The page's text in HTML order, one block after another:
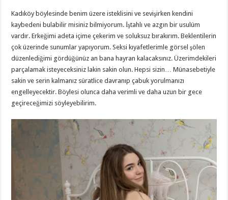
Kadıköy böylesinde benim üzere isteklisini ve sevişirken kendini
kaybedeni bulabilir misiniz bilmiyorum. İştahlı ve azgın bir usulüm
vardır. Erkeğimi adeta içime çekerim ve soluksuz bırakırım. Beklentilerin
çok üzerinde sunumlar yapıyorum. Seksi kıyafetlerimle görsel şölen
düzenlediğimi gördüğünüz an bana hayran kalacaksınız. Üzerimdekileri
parçalamak isteyeceksiniz lakin sakin olun. Hepsi sizin… Münasebetiyle
sakin ve serin kalmanız süratlice davranıp çabuk yorulmanızı
engelleyecektir. Böylesi olunca daha verimli ve daha uzun bir gece
geçireceğimizi söyleyebilirim.